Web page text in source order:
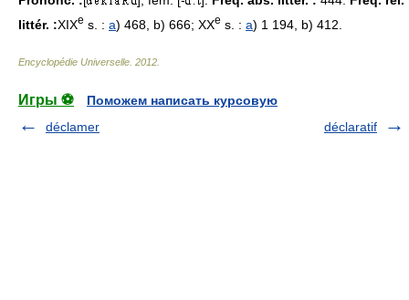
littér. :XIXe s. : a) 468, b) 666; XXe s. : a) 1 194, b) 412.
Encyclopédie Universelle 2012
Игры ⚽
Поможем написать курсовую
déclamer
déclaratif